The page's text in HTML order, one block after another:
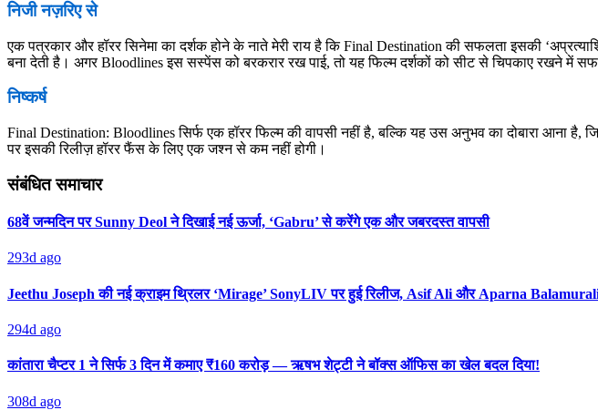
निजी नज़रिए से
एक पत्रकार और हॉरर सिनेमा का दर्शक होने के नाते मेरी राय है कि Final Destination की सफलता इसकी
बना देती है। अगर Bloodlines इस सस्पेंस को बरकरार रख पाई, तो यह फिल्म दर्शकों को सीट से चिपकाए रखने में
निष्कर्ष
Final Destination: Bloodlines सिर्फ एक हॉरर फिल्म की वापसी नहीं है, बल्कि यह उस अनुभव का दोबारा
पर इसकी रिलीज़ हॉरर फैंस के लिए एक जश्न से कम नहीं होगी।
संबंधित समाचार
68वें जन्मदिन पर Sunny Deol ने दिखाई नई ऊर्जा, ‘Gabru’ से करेंगे एक और जबरदस्त वापसी
293d ago
Jeethu Joseph की नई क्राइम थ्रिलर ‘Mirage’ SonyLIV पर हुई रिलीज, Asif Ali और Aparna Balamurali
294d ago
कांतारा चैप्टर 1 ने सिर्फ 3 दिन में कमाए ₹160 करोड़ — ऋषभ शेट्टी ने बॉक्स ऑफिस का खेल बदल दिया!
308d ago